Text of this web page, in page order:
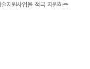
지원사업을 적극 지원하는